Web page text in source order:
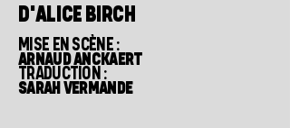
D'ALICE BIRCH
MISE EN SCÈNE :
ARNAUD ANCKAERT
TRADUCTION :
SARAH VERMANDE